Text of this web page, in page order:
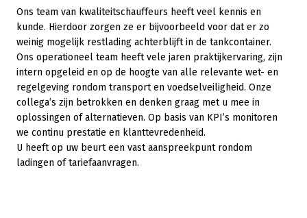
Ons team van kwaliteitschauffeurs heeft veel kennis en
kunde. Hierdoor zorgen ze er bijvoorbeeld voor dat er zo
weinig mogelijk restlading achterblijft in de tankcontainer.
Ons operationeel team heeft vele jaren praktijkervaring, zijn
intern opgeleid en op de hoogte van alle relevante wet- en
regelgeving rondom transport en voedselveiligheid. Onze
collega’s zijn betrokken en denken graag met u mee in
oplossingen of alternatieven. Op basis van KPI’s monitoren
we continu prestatie en klanttevredenheid.
U heeft op uw beurt een vast aanspreekpunt rondom
ladingen of tariefaanvragen.